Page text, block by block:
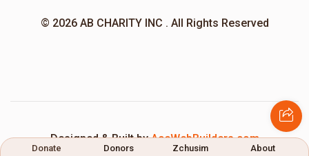
© 2026 AB CHARITY INC . All Rights Reserved
Designed & Built byAceWebBuilders.com
Donate Donors Zchusim About